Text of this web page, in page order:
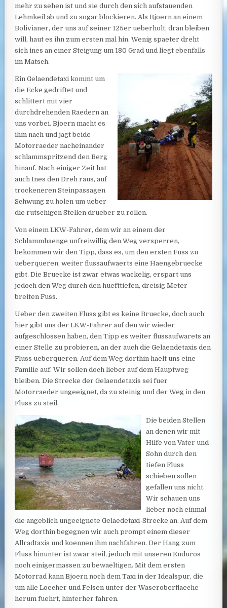
mehr zu sehen ist und sie durch den sich aufstauenden
Lehmkeil ab und zu sogar blockieren. Als Bjoern an einem
Bolivianer, der uns auf seiner 125er ueberholt, dran bleiben
will, haut es ihn zum ersten mal hin. Wenig spaeter dreht
sich ines an einer Steigung um 180 Grad und liegt ebenfalls
im Matsch.
Ein Gelaendetaxi kommt um
die Ecke gedriftet und
schlittert mit vier
durchdrehenden Raedern an
uns vorbei. Bjoern macht es
ihm nach und jagt beide
Motorraeder nacheinander
schlammspritzend den Berg
hinauf. Nach einiger Zeit hat
auch Ines den Dreh raus, auf
trockeneren Steinpassagen
Schwung zu holen um ueber
die rutschigen Stellen drueber zu rollen.
Von einem LKW-Fahrer, dem wir an einem der
Schlammhaenge unfreiwillig den Weg versperren,
bekommen wir den Tipp, dass es, um den ersten Fuss zu
ueberqueren, weiter flussaufwaerts eine Haengebruecke
gibt. Die Bruecke ist zwar etwas wackelig, erspart uns
jedoch den Weg durch den huefttiefen, dreisig Meter
breiten Fuss.
Ueber den zweiten Fluss gibt es keine Bruecke, doch auch
hier gibt uns der LKW-Fahrer auf den wir wieder
aufgeschlossen haben, den Tipp es weiter flussaufwarets an
einer Stelle zu probieren, an der auch die Gelaendetaxis den
Fluss ueberqueren. Auf dem Weg dorthin haelt uns eine
Familie auf. Wir sollen doch lieber auf dem Hauptweg
bleiben. Die Strecke der Gelaendetaxis sei fuer
Motorraeder ungeeignet, da zu steinig und der Weg in den
Fluss zu steil.
Die beiden Stellen
an denen wir mit
Hilfe von Vater und
Sohn durch den
tiefen Fluss
schieben sollen
gefallen uns nicht.
Wir schauen uns
lieber noch einmal
die angeblich ungeeignete Gelaedetaxi-Strecke an. Auf dem
Weg dorthin begegnen wir auch prompt einem dieser
Allradtaxis und koennen ihm nachfahren. Der Hang zum
Fluss hinunter ist zwar steil, jedoch mit unseren Enduros
noch einigermassen zu bewaeltigen. Mit dem ersten
Motorrad kann Bjoern noch dem Taxi in der Idealspur, die
um alle Loecher und Felsen unter der Waseroberflaeche
herum fuehrt, hinterher fahren.